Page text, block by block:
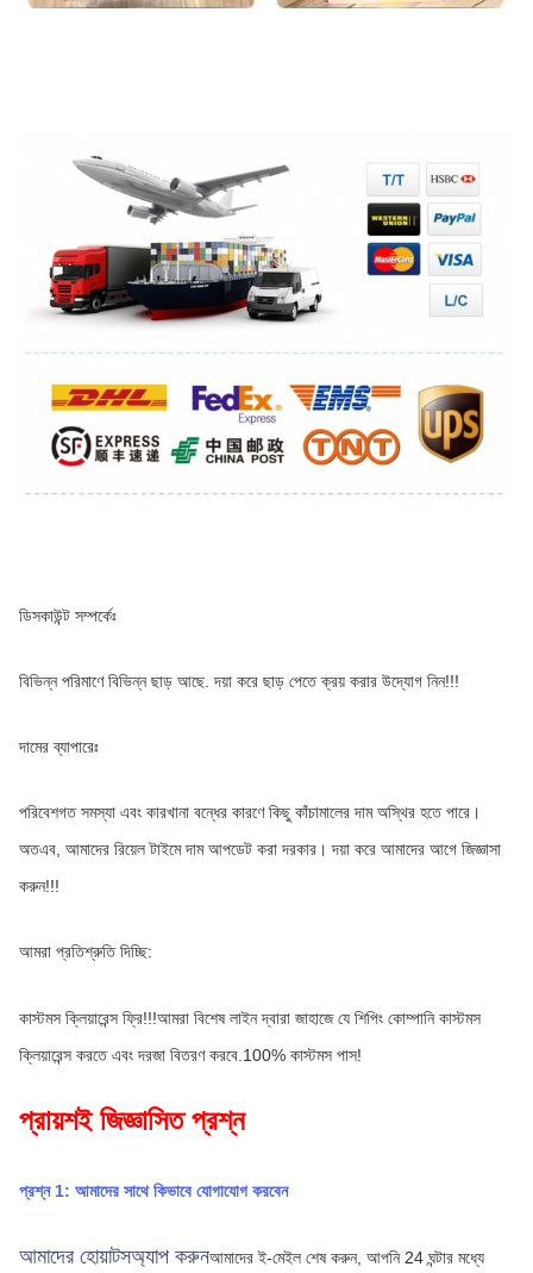
ডিসকাউন্ট সম্পর্কেঃ
বিভিন্ন পরিমাণে বিভিন্ন ছাড় আছে. দয়া করে ছাড় পেতে ক্রয় করার উদ্যোগ নিন!!!
দামের ব্যাপারেঃ
পরিবেশগত সমস্যা এবং কারখানা বন্ধের কারণে কিছু কাঁচামালের দাম অস্থির হতে পারে।
অতএব, আমাদের রিয়েল টাইমে দাম আপডেট করা দরকার। দয়া করে আমাদের আগে জিজ্ঞাসা
করুন!!!
আমরা প্রতিশ্রুতি দিচ্ছি:
কাস্টমস ক্লিয়ারেন্স ফ্রি!!!আমরা বিশেষ লাইন দ্বারা জাহাজে যে শিপিং কোম্পানি কাস্টমস
ক্লিয়ারেন্স করতে এবং দরজা বিতরণ করবে.100% কাস্টমস পাস!
প্রায়শই জিজ্ঞাসিত প্রশ্ন
প্রশ্ন 1: আমাদের সাথে কিভাবে যোগাযোগ করবেন
আমাদের হোয়াটসঅ্যাপ করুনআমাদের ই-মেইল শেষ করুন, আপনি 24 ঘন্টার মধ্যে